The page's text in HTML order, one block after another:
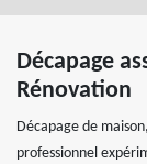
Décapage
Rénovation
Décapage de
professionnel